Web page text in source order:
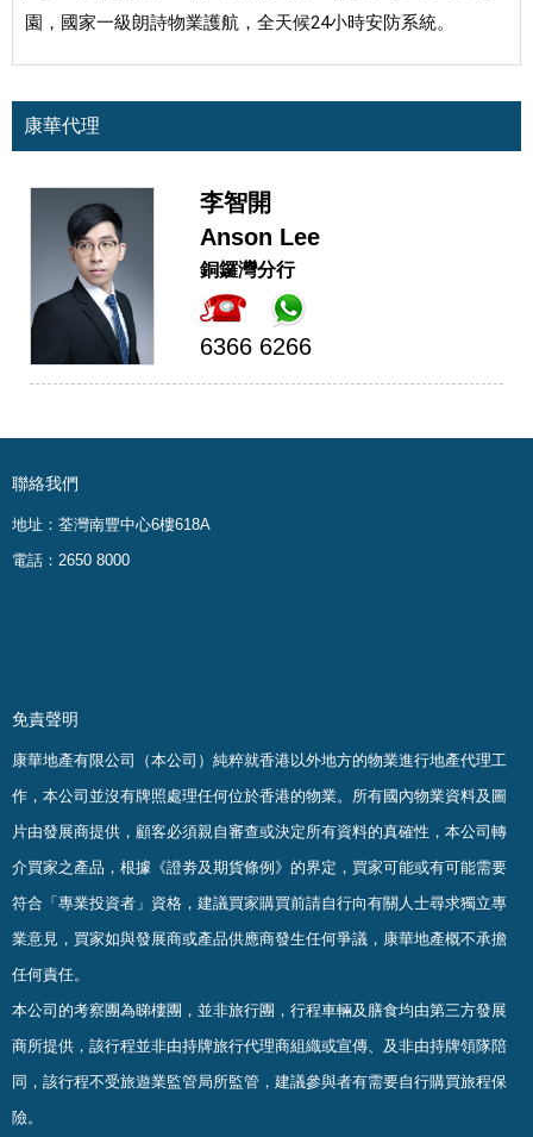
園，國家一級朗詩物業護航，全天候24小時安防系統。
康華代理
李智開
Anson Lee
銅鑼灣分行
6366 6266
聯絡我們
地址：荃灣南豐中心6樓618A
電話：2650 8000
免責聲明
康華地產有限公司（本公司）純粹就香港以外地方的物業進行地產代理工
作，本公司並沒有牌照處理任何位於香港的物業。 所有國內物業資料及圖
片由發展商提供，顧客必須親自審查或決定所有資料的真確性 ， 本公司轉
介買家之產品，根據《證劵及期貨條例》的界定，買家可能或有可能需要
符合「專業投資者」資格，建議買家購買前請自行向有關人士尋求獨立專
業意見，買家如與發展商或產品供應商發生任何爭議，康華地產概不承擔
任何責任。
本公司的考察團為睇樓團，並非旅行團，行程車輛及膳食均由第三方發展
商所提供，該行程並非由持牌旅行代理商組織或宣傳、及非由持牌領隊陪
同，該行程不受旅遊業監管局所監管，建議參與者有需要自行購買旅程保
險。